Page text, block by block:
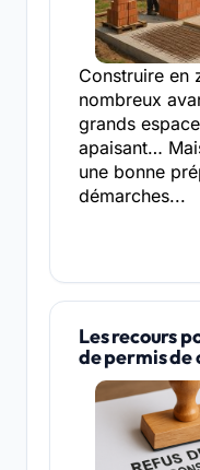
Construire en
nombreux
grands
apaisant…
une bonne
démarches...
Les recours
de permis de